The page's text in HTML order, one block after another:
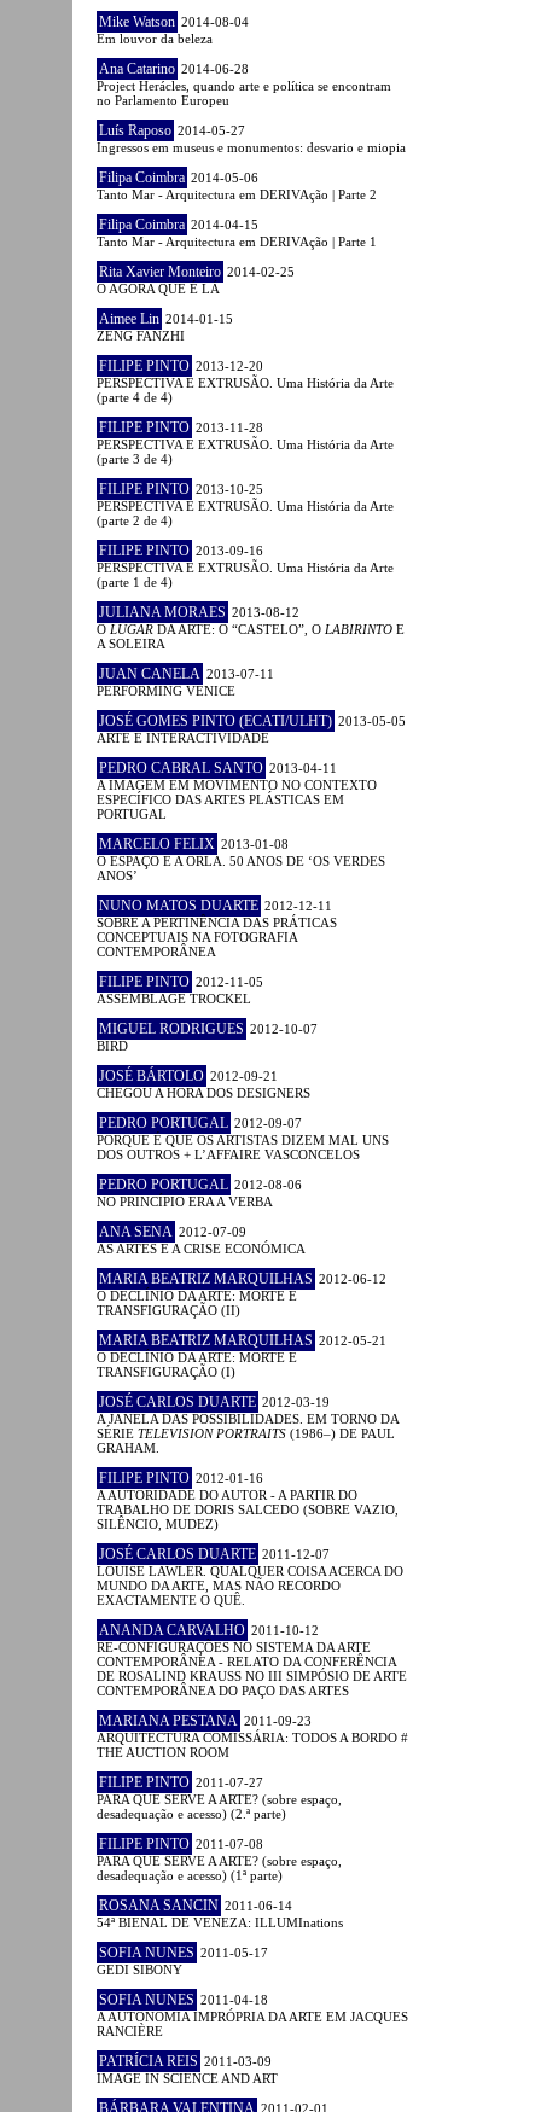
Mike Watson 2014-08-04
Em louvor da beleza
Ana Catarino 2014-06-28
Project Herácles, quando arte e política se encontram
no Parlamento Europeu
Luís Raposo 2014-05-27
Ingressos em museus e monumentos: desvario e miopia
Filipa Coimbra 2014-05-06
Tanto Mar - Arquitectura em DERIVAção | Parte 2
Filipa Coimbra 2014-04-15
Tanto Mar - Arquitectura em DERIVAção | Parte 1
Rita Xavier Monteiro 2014-02-25
O AGORA QUE É LÁ
Aimee Lin 2014-01-15
ZENG FANZHI
FILIPE PINTO 2013-12-20
PERSPECTIVA E EXTRUSÃO. Uma História da Arte
(parte 4 de 4)
FILIPE PINTO 2013-11-28
PERSPECTIVA E EXTRUSÃO. Uma História da Arte
(parte 3 de 4)
FILIPE PINTO 2013-10-25
PERSPECTIVA E EXTRUSÃO. Uma História da Arte
(parte 2 de 4)
FILIPE PINTO 2013-09-16
PERSPECTIVA E EXTRUSÃO. Uma História da Arte
(parte 1 de 4)
JULIANA MORAES 2013-08-12
O LUGAR DA ARTE: O “CASTELO”, O LABIRINTO E
A SOLEIRA
JUAN CANELA 2013-07-11
PERFORMING VENICE
JOSÉ GOMES PINTO (ECATI/ULHT) 2013-05-05
ARTE E INTERACTIVIDADE
PEDRO CABRAL SANTO 2013-04-11
A IMAGEM EM MOVIMENTO NO CONTEXTO
ESPECÍFICO DAS ARTES PLÁSTICAS EM
PORTUGAL
MARCELO FELIX 2013-01-08
O ESPAÇO E A ORLA. 50 ANOS DE ‘OS VERDES
ANOS’
NUNO MATOS DUARTE 2012-12-11
SOBRE A PERTINÊNCIA DAS PRÁTICAS
CONCEPTUAIS NA FOTOGRAFIA
CONTEMPORÂNEA
FILIPE PINTO 2012-11-05
ASSEMBLAGE TROCKEL
MIGUEL RODRIGUES 2012-10-07
BIRD
JOSÉ BÁRTOLO 2012-09-21
CHEGOU A HORA DOS DESIGNERS
PEDRO PORTUGAL 2012-09-07
PORQUE É QUE OS ARTISTAS DIZEM MAL UNS
DOS OUTROS + L’AFFAIRE VASCONCELOS
PEDRO PORTUGAL 2012-08-06
NO PRINCÍPIO ERA A VERBA
ANA SENA 2012-07-09
AS ARTES E A CRISE ECONÓMICA
MARIA BEATRIZ MARQUILHAS 2012-06-12
O DECLÍNIO DA ARTE: MORTE E
TRANSFIGURAÇÃO (II)
MARIA BEATRIZ MARQUILHAS 2012-05-21
O DECLÍNIO DA ARTE: MORTE E
TRANSFIGURAÇÃO (I)
JOSÉ CARLOS DUARTE 2012-03-19
A JANELA DAS POSSIBILIDADES. EM TORNO DA
SÉRIE TELEVISION PORTRAITS (1986–) DE PAUL
GRAHAM.
FILIPE PINTO 2012-01-16
A AUTORIDADE DO AUTOR - A PARTIR DO
TRABALHO DE DORIS SALCEDO (SOBRE VAZIO,
SILÊNCIO, MUDEZ)
JOSÉ CARLOS DUARTE 2011-12-07
LOUISE LAWLER. QUALQUER COISA ACERCA DO
MUNDO DA ARTE, MAS NÃO RECORDO
EXACTAMENTE O QUÊ.
ANANDA CARVALHO 2011-10-12
RE-CONFIGURAÇÕES NO SISTEMA DA ARTE
CONTEMPORÂNEA - RELATO DA CONFERÊNCIA
DE ROSALIND KRAUSS NO III SIMPÓSIO DE ARTE
CONTEMPORÂNEA DO PAÇO DAS ARTES
MARIANA PESTANA 2011-09-23
ARQUITECTURA COMISSÁRIA: TODOS A BORDO #
THE AUCTION ROOM
FILIPE PINTO 2011-07-27
PARA QUE SERVE A ARTE? (sobre espaço,
desadequação e acesso) (2.ª parte)
FILIPE PINTO 2011-07-08
PARA QUE SERVE A ARTE? (sobre espaço,
desadequação e acesso) (1ª parte)
ROSANA SANCIN 2011-06-14
54ª BIENAL DE VENEZA: ILLUMInations
SOFIA NUNES 2011-05-17
GEDI SIBONY
SOFIA NUNES 2011-04-18
A AUTONOMIA IMPRÓPRIA DA ARTE EM JACQUES
RANCIÈRE
PATRÍCIA REIS 2011-03-09
IMAGE IN SCIENCE AND ART
BÁRBARA VALENTINA 2011-02-01